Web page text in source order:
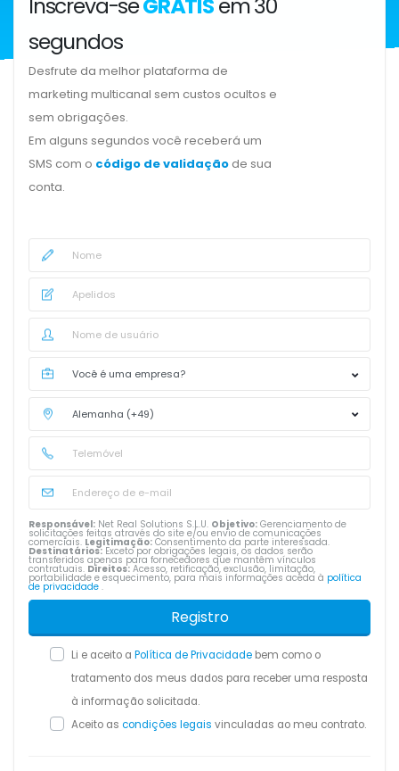
segundos
Desfrute da melhor plataforma de
marketing multicanal sem custos ocultos e
sem obrigações.
Em alguns segundos você receberá um
SMS com o código de validação de sua
conta.
Responsável: Net Real Solutions S.L.U. Objetivo: Gerenciamento de
solicitações feitas através do site e/ou envio de comunicações
comerciais. Legitimação: Consentimento da parte interessada.
Destinatários: Exceto por obrigações legais, os dados serão
transferidos apenas para fornecedores que mantêm vínculos
contratuais. Direitos: Acesso, retificação, exclusão, limitação,
portabilidade e esquecimento, para mais informações aceda à política
de privacidade .
Registro
Li e aceito a Política de Privacidade bem como o
tratamento dos meus dados para receber uma resposta
à informação solicitada.
Aceito as condições legais vinculadas ao meu contrato.